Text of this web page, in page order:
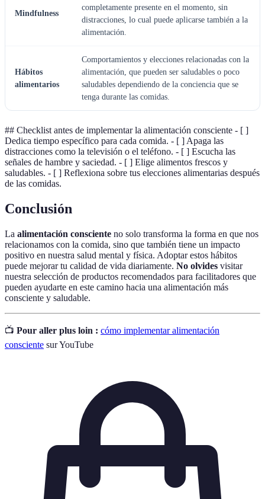
Mindfulness
completamente presente en el momento, sin
distracciones, lo cual puede aplicarse también a la
alimentación.
Hábitos
alimentarios
Comportamientos y elecciones relacionadas con la
alimentación, que pueden ser saludables o poco
saludables dependiendo de la conciencia que se
tenga durante las comidas.
## Checklist antes de implementar la alimentación consciente - [ ]
Dedica tiempo específico para cada comida. - [ ] Apaga las
distracciones como la televisión o el teléfono. - [ ] Escucha las
señales de hambre y saciedad. - [ ] Elige alimentos frescos y
saludables. - [ ] Reflexiona sobre tus elecciones alimentarias después
de las comidas.
Conclusión
La alimentación consciente no solo transforma la forma en que nos
relacionamos con la comida, sino que también tiene un impacto
positivo en nuestra salud mental y física. Adoptar estos hábitos
puede mejorar tu calidad de vida diariamente. No olvides visitar
nuestra selección de productos recomendados para facilitadores que
pueden ayudarte en este camino hacia una alimentación más
consciente y saludable.
📺 Pour aller plus loin : cómo implementar alimentación
consciente sur YouTube